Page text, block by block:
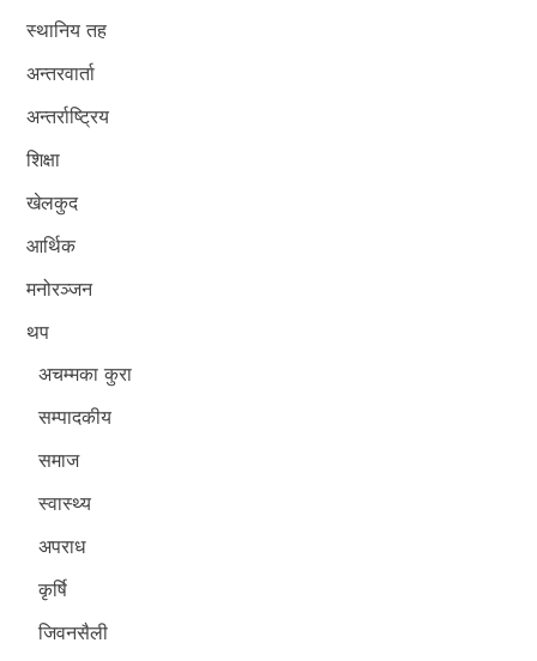
स्थानिय तह
अन्तरवार्ता
अन्तर्राष्ट्रिय
शिक्षा
खेलकुद
आर्थिक
मनोरञ्जन
थप
अचम्मका कुरा
सम्पादकीय
समाज
स्वास्थ्य
अपराध
कृर्षि
जिवनसैली